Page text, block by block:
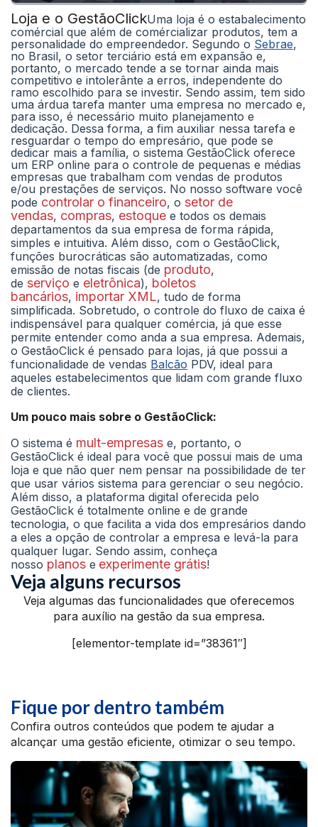
Loja e o GestãoClickUma loja é o estabalecimento
comércial que além de comércializar produtos, tem a
personalidade do empreendedor. Segundo o Sebrae,
no Brasil, o setor terciário está em expansão e,
portanto, o mercado tende a se tornar ainda mais
competitivo e intolerânte a erros, independente do
ramo escolhido para se investir. Sendo assim, tem sido
uma árdua tarefa manter uma empresa no mercado e,
para isso, é necessário muito planejamento e
dedicação. Dessa forma, a fim auxiliar nessa tarefa e
resguardar o tempo do empresário, que pode se
dedicar mais a família, o sistema GestãoClick oferece
um ERP online para o controle de pequenas e médias
empresas que trabalham com vendas de produtos
e/ou prestações de serviços. No nosso software você
pode controlar o financeiro, o setor de
vendas, compras, estoque e todos os demais
departamentos da sua empresa de forma rápida,
simples e intuitiva. Além disso, com o GestãoClick,
funções burocráticas são automatizadas, como
emissão de notas fiscais (de produto,
de serviço e eletrônica), boletos
bancários, importar XML, tudo de forma
simplificada. Sobretudo, o controle do fluxo de caixa é
indispensável para qualquer comércia, já que esse
permite entender como anda a sua empresa. Ademais,
o GestãoClick é pensado para lojas, já que possui a
funcionalidade de vendas Balcão PDV, ideal para
aqueles estabelecimentos que lidam com grande fluxo
de clientes.
Um pouco mais sobre o GestãoClick:
O sistema é mult-empresas e, portanto, o
GestãoClick é ideal para você que possui mais de uma
loja e que não quer nem pensar na possibilidade de ter
que usar vários sistema para gerenciar o seu negócio.
Além disso, a plataforma digital oferecida pelo
GestãoClick é totalmente online e de grande
tecnologia, o que facilita a vida dos empresários dando
a eles a opção de controlar a empresa e levá-la para
qualquer lugar. Sendo assim, conheça
nosso planos e experimente grátis!
Veja alguns recursos
Veja algumas das funcionalidades que oferecemos
para auxílio na gestão da sua empresa.
[elementor-template id=”38361″]
Fique por dentro também
Confira outros conteúdos que podem te ajudar a
alcançar uma gestão eficiente, otimizar o seu tempo.